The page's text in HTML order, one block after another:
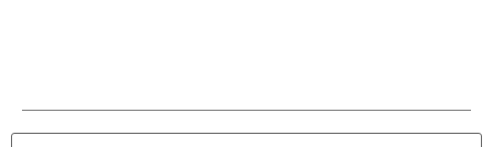
Alle Preise inkl. gesetzlicher Mehrwertsteuer, zzgl.Versandkosten